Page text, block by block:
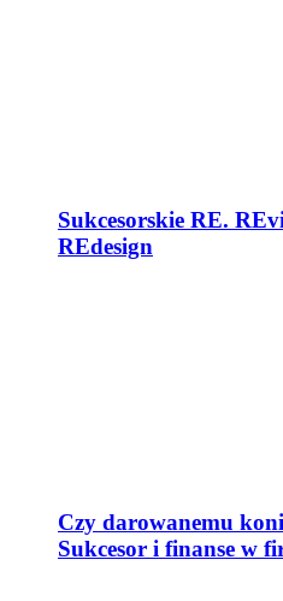
Sukcesorskie RE.
REdesign
Czy darowanemu
Sukcesor i finanse w